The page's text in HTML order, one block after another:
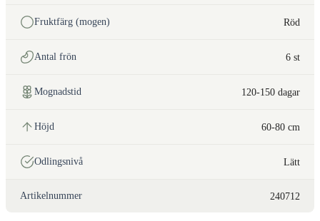
Fruktfärg (mogen) Röd
Antal frön 6 st
Mognadstid 120-150 dagar
Höjd 60-80 cm
Odlingsnivå Lätt
Artikelnummer 240712